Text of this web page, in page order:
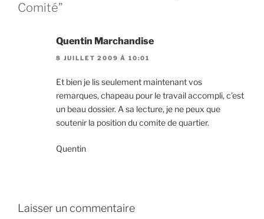
Comité”
Quentin Marchandise
8 JUILLET 2009 À 10:01
Et bien je lis seulement maintenant vos
remarques, chapeau pour le travail accompli, c’est
un beau dossier. A sa lecture, je ne peux que
soutenir la position du comite de quartier.
Quentin
Laisser un commentaire